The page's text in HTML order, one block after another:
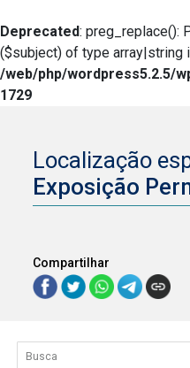
Deprecated: preg_replace():
($subject) of type array|string
/web/php/wordpress5.2.5/
1729
Localização
Exposição
Compartilhar
Lista de itens
Controle de